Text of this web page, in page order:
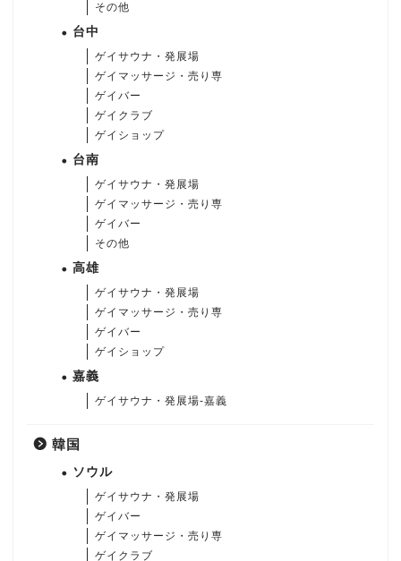
その他
台中
ゲイサウナ・発展場
ゲイマッサージ・売り専
ゲイバー
ゲイクラブ
ゲイショップ
台南
ゲイサウナ・発展場
ゲイマッサージ・売り専
ゲイバー
その他
高雄
ゲイサウナ・発展場
ゲイマッサージ・売り専
ゲイバー
ゲイショップ
嘉義
ゲイサウナ・発展場-嘉義
韓国
ソウル
ゲイサウナ・発展場
ゲイバー
ゲイマッサージ・売り専
ゲイクラブ